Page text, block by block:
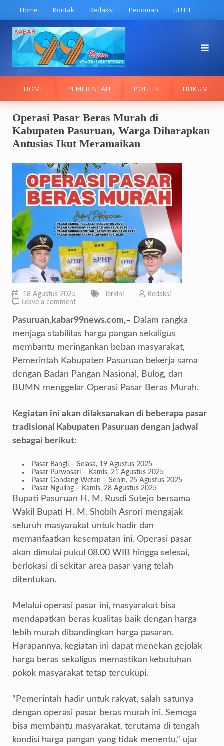
content
Home Kontak Redaksi Pedoman UU ITE
HOME PEMERINTAH POLITIK HUKUM &
Operasi Pasar Beras Murah di
Kabupaten Pasuruan, Warga Diharapkan
Antusias Ikut Meramaikan
18 Agustus 2025 Terkini
Redaksi
Leave a comment
Pasuruan,kabar99news.com,– Dalam rangka
menjaga stabilitas harga pangan sekaligus
membantu meringankan beban masyarakat,
Pemerintah Kabupaten Pasuruan bekerja sama
dengan Badan Pangan Nasional, Bulog, dan
BUMN menggelar Operasi Pasar Beras Murah.
Kegiatan ini akan dilaksanakan di beberapa pasar
tradisional Kabupaten Pasuruan dengan jadwal
sebagai berikut:
Pasar Bangil – Selasa, 19 Agustus 2025
Pasar Purwosari – Kamis, 21 Agustus 2025
Pasar Gondang Wetan – Senin, 25 Agustus 2025
Pasar Nguling – Kamis, 28 Agustus 2025
Bupati Pasuruan H. M. Rusdi Sutejo bersama
Wakil Bupati H. M. Shobih Asrori mengajak
seluruh masyarakat untuk hadir dan
memanfaatkan kesempatan ini. Operasi pasar
akan dimulai pukul 08.00 WIB hingga selesai,
berlokasi di sekitar area pasar yang telah
ditentukan.
Melalui operasi pasar ini, masyarakat bisa
mendapatkan beras kualitas baik dengan harga
lebih murah dibandingkan harga pasaran.
Harapannya, kegiatan ini dapat menekan gejolak
harga beras sekaligus memastikan kebutuhan
pokok masyarakat tetap tercukupi.
“Pemerintah hadir untuk rakyat, salah satunya
dengan operasi pasar beras murah ini. Semoga
bisa membantu masyarakat, terutama di tengah
kondisi harga pangan yang tidak menentu,” ujar